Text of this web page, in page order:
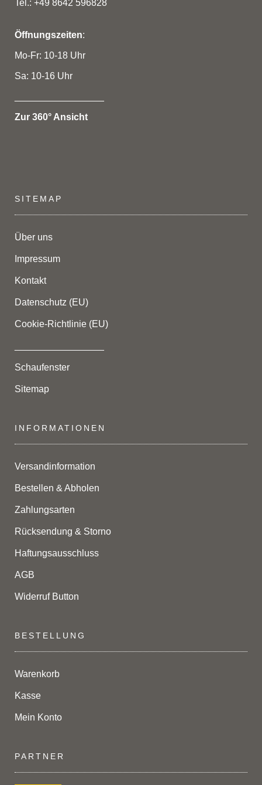
Tel.: +49 8642 596828
Öffnungszeiten:
Mo-Fr: 10-18 Uhr
Sa: 10-16 Uhr
Zur 360° Ansicht
SITEMAP
Über uns
Impressum
Kontakt
Datenschutz (EU)
Cookie-Richtlinie (EU)
Schaufenster
Sitemap
INFORMATIONEN
Versandinformation
Bestellen & Abholen
Zahlungsarten
Rücksendung & Storno
Haftungsausschluss
AGB
Widerruf Button
BESTELLUNG
Warenkorb
Kasse
Mein Konto
PARTNER